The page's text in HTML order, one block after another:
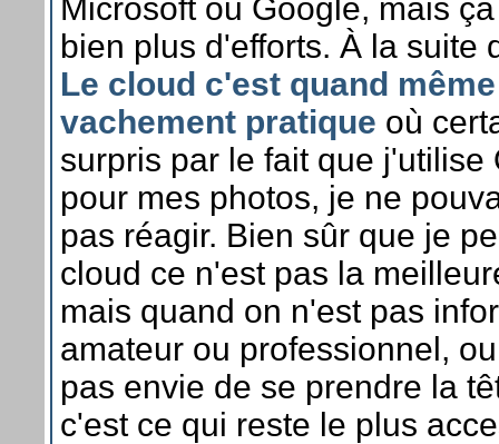
Microsoft ou Google, mais
bien plus d'efforts. À la suite
Le cloud c'est quand même
vachement pratique où
surpris par le fait que j'utilise
pour mes photos, je ne
pas réagir. Bien sûr que je
cloud ce n'est pas la
mais quand on n'est pas
amateur ou professionnel,
pas envie de se prendre la
c'est ce qui reste le plus